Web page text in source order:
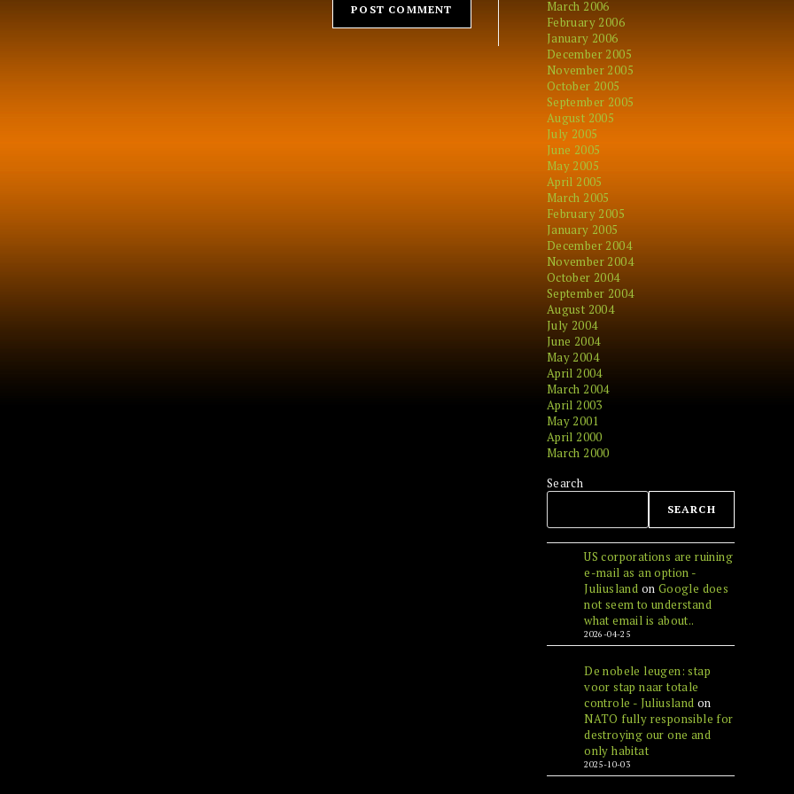
March 2006
February 2006
January 2006
December 2005
November 2005
October 2005
September 2005
August 2005
July 2005
June 2005
May 2005
April 2005
March 2005
February 2005
January 2005
December 2004
November 2004
October 2004
September 2004
August 2004
July 2004
June 2004
May 2004
April 2004
March 2004
April 2003
May 2001
April 2000
March 2000
Search
SEARCH
US corporations are ruining
e-mail as an option -
Juliusland on Google does
not seem to understand
what email is about..
2026-04-25
De nobele leugen: stap
voor stap naar totale
controle - Juliusland on
NATO fully responsible for
destroying our one and
only habitat
2025-10-03